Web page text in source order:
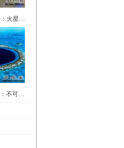
探秘伯利兹大蓝洞：不可错过的美景